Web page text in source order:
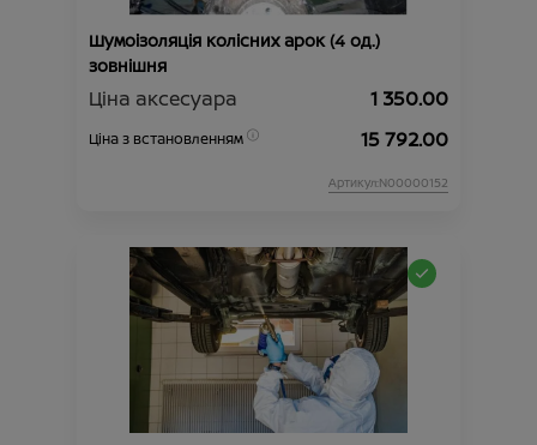
Шумоізоляція колісних арок (4 од.)
зовнішня
Ціна аксесуара 1 350.00
Ціна з встановленням 15 792.00
Артикул:N00000152